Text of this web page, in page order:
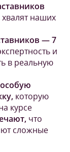
наших
— 7
и
в реальную
которую
курсе
что
сложные